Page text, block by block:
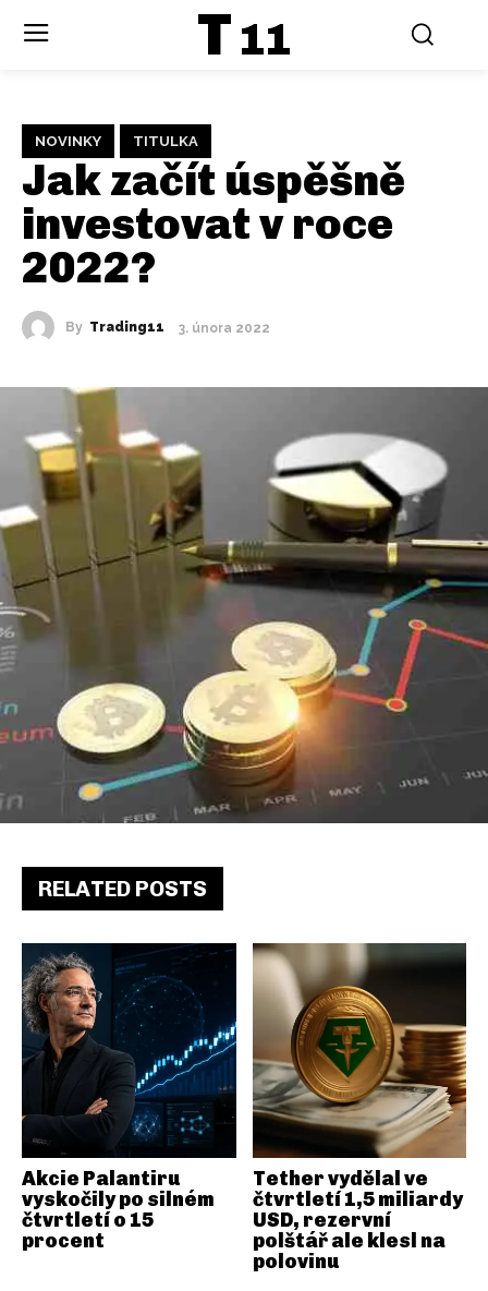
T 11
NOVINKY TITULKA
Jak začít úspěšně
investovat v roce
2022?
By Trading11 3. února 2022
RELATED POSTS
Akcie Palantiru
vyskočily po silném
čtvrtletí o 15
procent
Tether vydělal ve
čtvrtletí 1,5 miliardy
USD, rezervní
polštář ale klesl na
polovinu